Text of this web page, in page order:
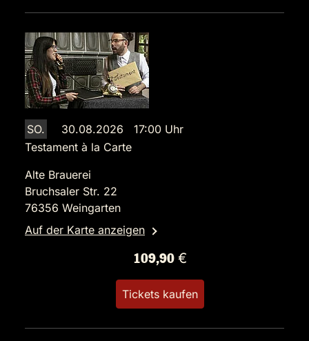
SO.
30.08.2026 17:00 Uhr
Testament à la Carte
Alte Brauerei
Bruchsaler Str. 22
76356 Weingarten
Auf der Karte anzeigen
109,90 €
Tickets kaufen